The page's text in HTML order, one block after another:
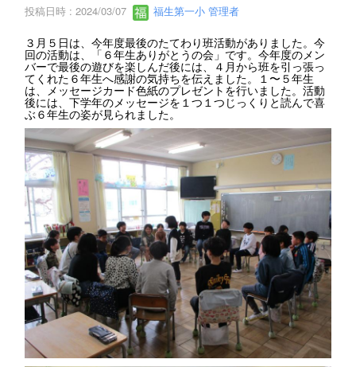
投稿日時 : 2024/03/07 福生第一小 管理者
３月５日は、今年度最後のたてわり班活動がありました。今
回の活動は、「６年生ありがとうの会」です。今年度のメン
バーで最後の遊びを楽しんだ後には、４月から班を引っ張っ
てくれた６年生へ感謝の気持ちを伝えました。１〜５年生
は、メッセージカード色紙のプレゼントを行いました。活動
後には、下学年のメッセージを１つ１つじっくりと読んで喜
ぶ６年生の姿が見られました。